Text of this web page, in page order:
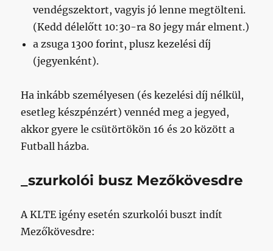
vendégszektort, vagyis jó lenne megtölteni.
(Kedd délelőtt 10:30-ra 80 jegy már elment.)
a zsuga 1300 forint, plusz kezelési díj
(jegyenként).
Ha inkább személyesen (és kezelési díj nélkül,
esetleg készpénzért) vennéd meg a jegyed,
akkor gyere le csütörtökön 16 és 20 között a
Futball házba.
_szurkolói busz Mezőkövesdre
A KLTE igény esetén szurkolói buszt indít
Mezőkövesdre: